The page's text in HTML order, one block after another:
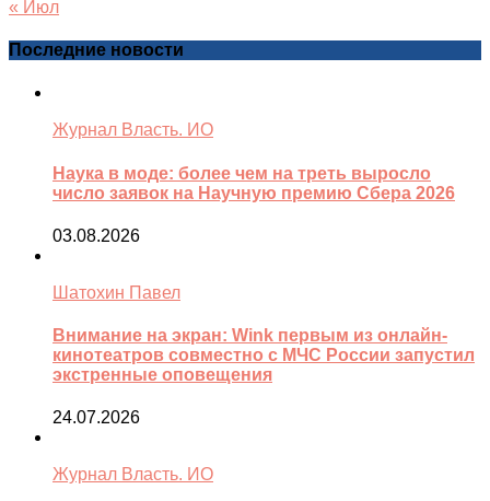
« Июл
Последние новости
Журнал Власть. ИО
Наука в моде: более чем на треть выросло
число заявок на Научную премию Сбера 2026
03.08.2026
Шатохин Павел
Внимание на экран: Wink первым из онлайн-
кинотеатров совместно с МЧС России запустил
экстренные оповещения
24.07.2026
Журнал Власть. ИО